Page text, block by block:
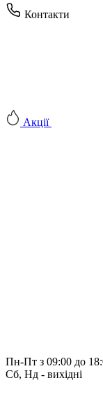
Контакти
Акції
Пн-Пт з 09:00 до
Сб, Нд - вихідні